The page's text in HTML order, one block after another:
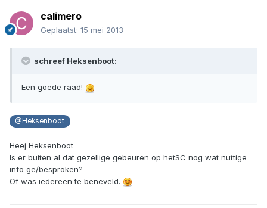
calimero
Geplaatst: 15 mei 2013
schreef Heksenboot:
Een goede raad!
@Heksenboot
Heej Heksenboot
Is er buiten al dat gezellige gebeuren op hetSC nog wat nuttige
info ge/besproken?
Of was iedereen te beneveld.